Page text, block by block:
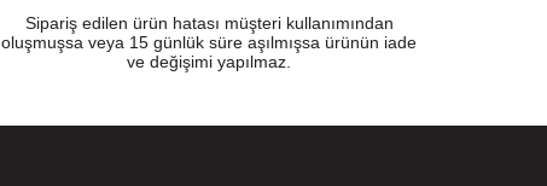
Sipariş edilen ürün hatası müşteri kullanımından
oluşmuşsa veya 15 günlük süre aşılmışsa ürünün iade
ve değişimi yapılmaz.